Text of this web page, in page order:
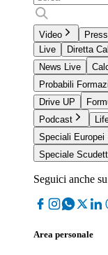
Video
Live
Diretta
News Live
Probabili
Drive UP
Podcast
Speciali Europei
Speciale
Seguici anche su
Area personale